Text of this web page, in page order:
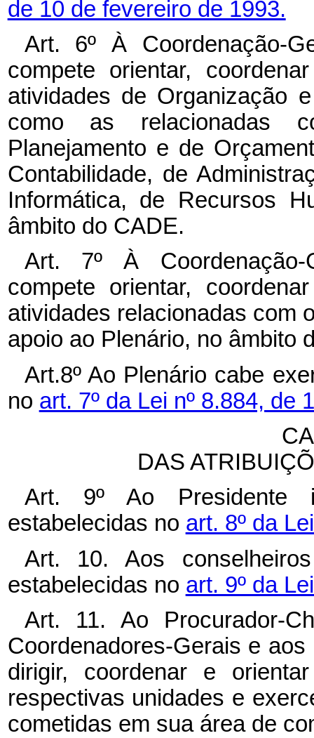
de 10 de fevereiro de 1993.
Art. 6º À Coordenação-
compete orientar,
atividades de Organização
como as relacionadas
Planejamento e de
Contabilidade, de
Informática, de Recursos
âmbito do CADE.
Art. 7º À Coordenação-
compete orientar,
atividades relacionadas com
apoio ao Plenário, no âmbito
Art.8º Ao Plenário cabe
no art. 7º da Lei nº 8.884, de
DAS
Art. 9º Ao Presidente
estabelecidas no art. 8º da
Art. 10. Aos
estabelecidas no art. 9º da
Art. 11. Ao Procurador-
Coordenadores-Gerais e
dirigir, coordenar e
respectivas unidades e
cometidas em sua área de